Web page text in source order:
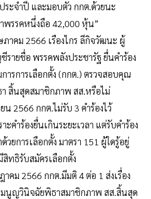
ะจำปี และมอบตัว กกต.ด้วยนะ
พรรคหนึ่งถือ 42,000 หุ้น”
าคม 2566 เรืองไกร ลีกิจวัฒนะ ผู้
รายชื่อ พรรคพลังประชารัฐ ยื่นคำร้อง
ารการเลือกตั้ง (กกต.) ตรวจสอบคุณ
สิ้นสุดสมาชิกภาพ สส.หรือไม่
2566 กกต.ไม่รับ 3 คำร้องไว้
ะคำร้องยื่นเกินระยะเวลา แต่รับคำร้อง
วยการเลือกตั้ง มาตรา 151 ผู้ใดรู้อยู่
สิทธิรับสมัครเลือกตั้ง
คม 2566 กกต.มีมติ 4 ต่อ 1 ส่งเรื่อง
มนูญวินิจฉัยพิธาสมาชิกภาพ สส.สิ้นสุด